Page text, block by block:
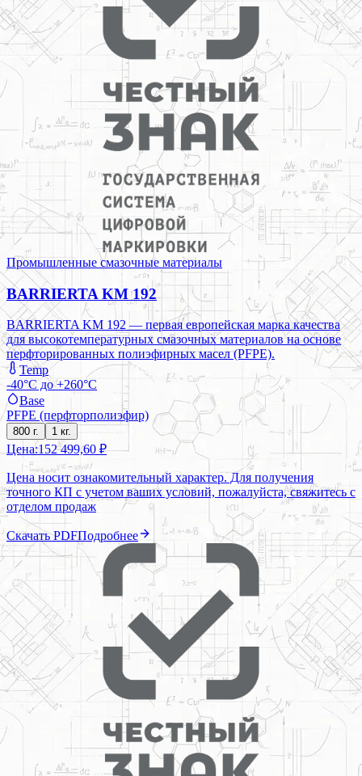
Промышленные смазочные материалы
BARRIERTA KM 192
BARRIERTA KM 192 — первая европейская марка качества
для высокотемпературных смазочных материалов на основе
перфторированных полиэфирных масел (PFPE).
Temp
-40°C до +260°C
Base
PFPE (перфторполиэфир)
800 г. 1 кг.
Цена:152 499,60 ₽
Цена носит ознакомительный характер. Для получения
точного КП с учетом ваших условий, пожалуйста, свяжитесь с
отделом продаж
Скачать PDFПодробнее